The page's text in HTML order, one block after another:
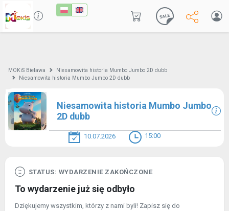
MOKiS Bielawa
Niesamowita historia Mumbo Jumbo 2D dubb
Niesamowita historia Mumbo Jumbo 2D dubb
Niesamowita historia Mumbo Jumbo
2D dubb
10.07.2026 15:00
STATUS: WYDARZENIE ZAKOŃCZONE
To wydarzenie już się odbyło
Dziękujemy wszystkim, którzy z nami byli! Zapisz się do